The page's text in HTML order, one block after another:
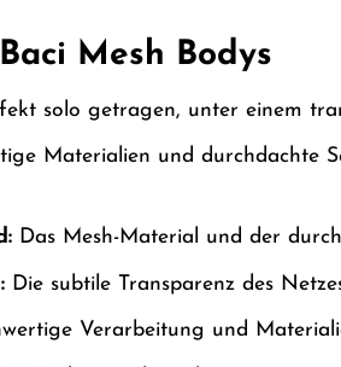
Mesh Bodys
solo getragen, unter einem
Materialien und durchdachte
Das Mesh-Material und der
Die subtile Transparenz des
Verarbeitung und